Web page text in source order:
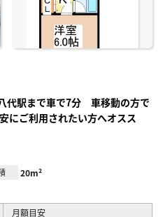
代駅まで車で7分 車移動の方で
ご利用されたい方へオスス
20m²
月額目安